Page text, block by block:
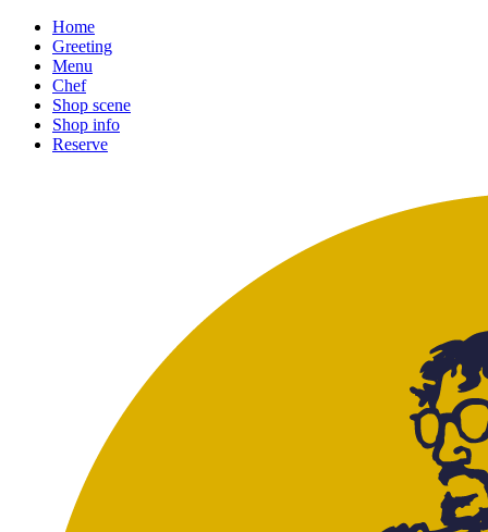
Home
Greeting
Menu
Chef
Shop scene
Shop info
Reserve